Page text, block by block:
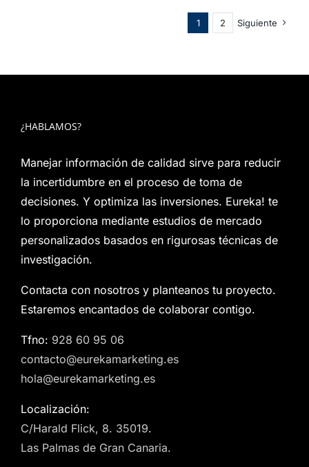
1 2 Siguiente
¿HABLAMOS?
Manejar información de calidad sirve para reducir
la incertidumbre en el proceso de toma de
decisiones. Y optimiza las inversiones. Eureka! te
lo proporciona mediante estudios de mercado
personalizados basados en rigurosas técnicas de
investigación.
Contacta con nosotros y planteanos tu proyecto.
Estaremos encantados de colaborar contigo.
Tfno: 928 60 95 06
contacto@eurekamarketing.es
hola@eurekamarketing.es
Localización:
C/Harald Flick, 8. 35019.
Las Palmas de Gran Canaria.